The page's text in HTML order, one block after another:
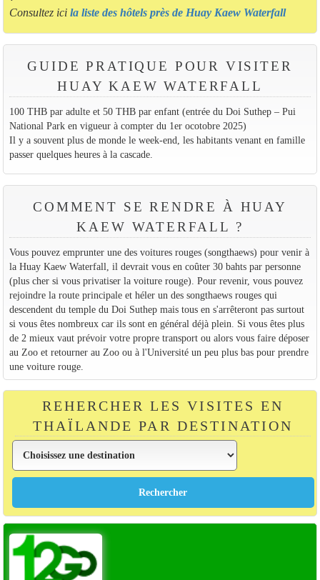
Consultez ici la liste des hôtels près de Huay Kaew Waterfall
GUIDE PRATIQUE POUR VISITER
HUAY KAEW WATERFALL
100 THB par adulte et 50 THB par enfant (entrée du Doi Suthep – Pui
National Park en vigueur à compter du 1er ocotobre 2025)
Il y a souvent plus de monde le week-end, les habitants venant en famille
passer quelques heures à la cascade.
COMMENT SE RENDRE À HUAY
KAEW WATERFALL ?
Vous pouvez emprunter une des voitures rouges (songthaews) pour venir à
la Huay Kaew Waterfall, il devrait vous en coûter 30 bahts par personne
(plus cher si vous privatiser la voiture rouge). Pour revenir, vous pouvez
rejoindre la route principale et héler un des songthaews rouges qui
descendent du temple du Doi Suthep mais tous en s'arrêteront pas surtout
si vous êtes nombreux car ils sont en général déjà plein. Si vous êtes plus
de 2 mieux vaut prévoir votre propre transport ou alors vous faire déposer
au Zoo et retourner au Zoo ou à l'Université un peu plus bas pour prendre
une voiture rouge.
REHERCHER LES VISITES EN
THAÏLANDE PAR DESTINATION